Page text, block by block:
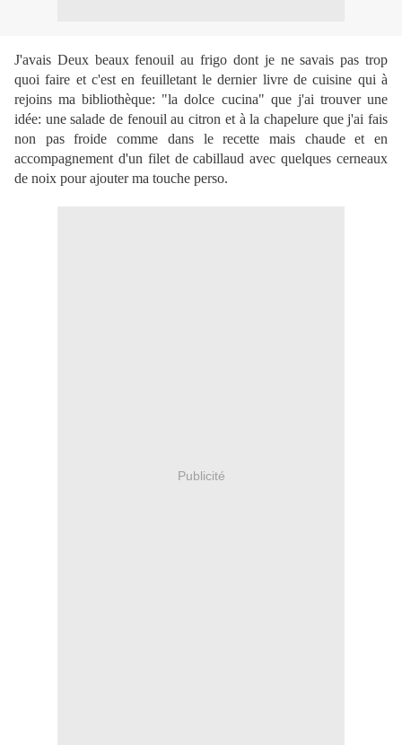
J'avais Deux beaux fenouil au frigo dont je ne savais pas trop
quoi faire et c'est en feuilletant le dernier livre de cuisine qui à
rejoins ma bibliothèque: "la dolce cucina" que j'ai trouver une
idée: une salade de fenouil au citron et à la chapelure que j'ai fais
non pas froide comme dans le recette mais chaude et en
accompagnement d'un filet de cabillaud avec quelques cerneaux
de noix pour ajouter ma touche perso.
Publicité